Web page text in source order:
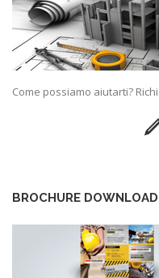
Come possiamo aiutarti?
BROCHURE DOWNLOAD